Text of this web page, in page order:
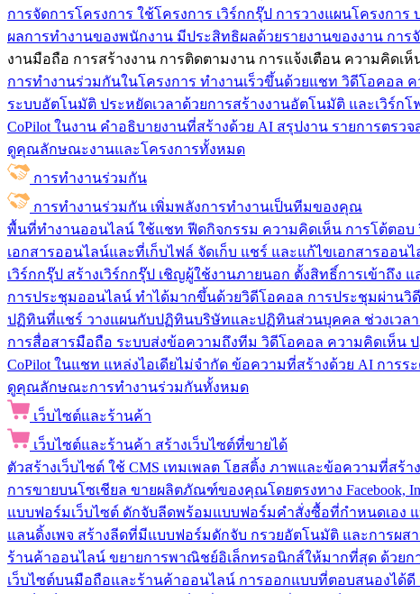
การจัดการโครงการ ใช้โครงการ เวิร์กกรุ๊ป การวางแผนโครงการ
ผลการทำงานของพนักงาน มีประสิทธิผลด้วยรายงานของงาน กา
งานมือถือ การสร้างงาน การติดตามงาน การแจ้งเตือน ความคิดเห็
การทำงานร่วมกันในโครงการ ทํางานเร็วขึ้นด้วยแชท วิดีโอคอล ค
ระบบอัตโนมัติ ประหยัดเวลาด้วยการสร้างงานอัตโนมัติ และเวิร์ก
CoPilot ในงาน คำอธิบายงานที่สร้างด้วย AI สรุปงาน รายการตรว
ดูคุณลักษณะงานและโครงการทั้งหมด
การทำงานร่วมกัน
การทำงานร่วมกัน เพิ่มพลังการทำงานเป็นทีมของคุณ
พื้นที่ทำงานออนไลน์ ใช้แชท ฟีดกิจกรรม ความคิดเห็น การโต้ตอบ
เอกสารออนไลน์และที่เก็บไฟล์ จัดเก็บ แชร์ และแก้ไขเอกสารออน
เวิร์กกรุ๊ป สร้างเวิร์กกรุ๊ป เชิญผู้ใช้งานภายนอก ตั้งสิทธิ์การเข้าถึง
การประชุมออนไลน์ ทำได้มากขึ้นด้วยวิดีโอคอล การประชุมผ่านวิ
ปฏิทินที่แชร์ วางแผนกับปฏิทินบริษัทและปฏิทินส่วนบุคคล ช่วงเวล
การสื่อสารมือถือ ระบบส่งข้อความถึงทีม วิดีโอคอล ความคิดเห็น
CoPilot ในแชท แหล่งไอเดียไม่จำกัด ข้อความที่สร้างด้วย AI การร
ดูคุณลักษณะการทำงานร่วมกันทั้งหมด
เว็บไซต์และร้านค้า
เว็บไซต์และร้านค้า สร้างเว็บไซต์ที่ขายได้
ตัวสร้างเว็บไซต์ ใช้ CMS เทมเพลต โฮสติ้ง ภาพและข้อความที่สร้า
การขายบนโซเชียล ขายผลิตภัณฑ์ของคุณโดยตรงทาง Facebook,
แบบฟอร์มเว็บไซต์ ดักจับลีดพร้อมแบบฟอร์มคำสั่งซื้อที่กำหนดเอง
แลนดิ้งเพจ สร้างลีดที่มีแบบฟอร์มดักจับ กรวยอัตโนมัติ และการผสา
ร้านค้าออนไลน์ ขยายการพาณิชย์อิเล็กทรอนิกส์ให้มากที่สุด ด้วยก
เว็บไซต์บนมือถือและร้านค้าออนไลน์ การออกแบบที่ตอบสนองได้